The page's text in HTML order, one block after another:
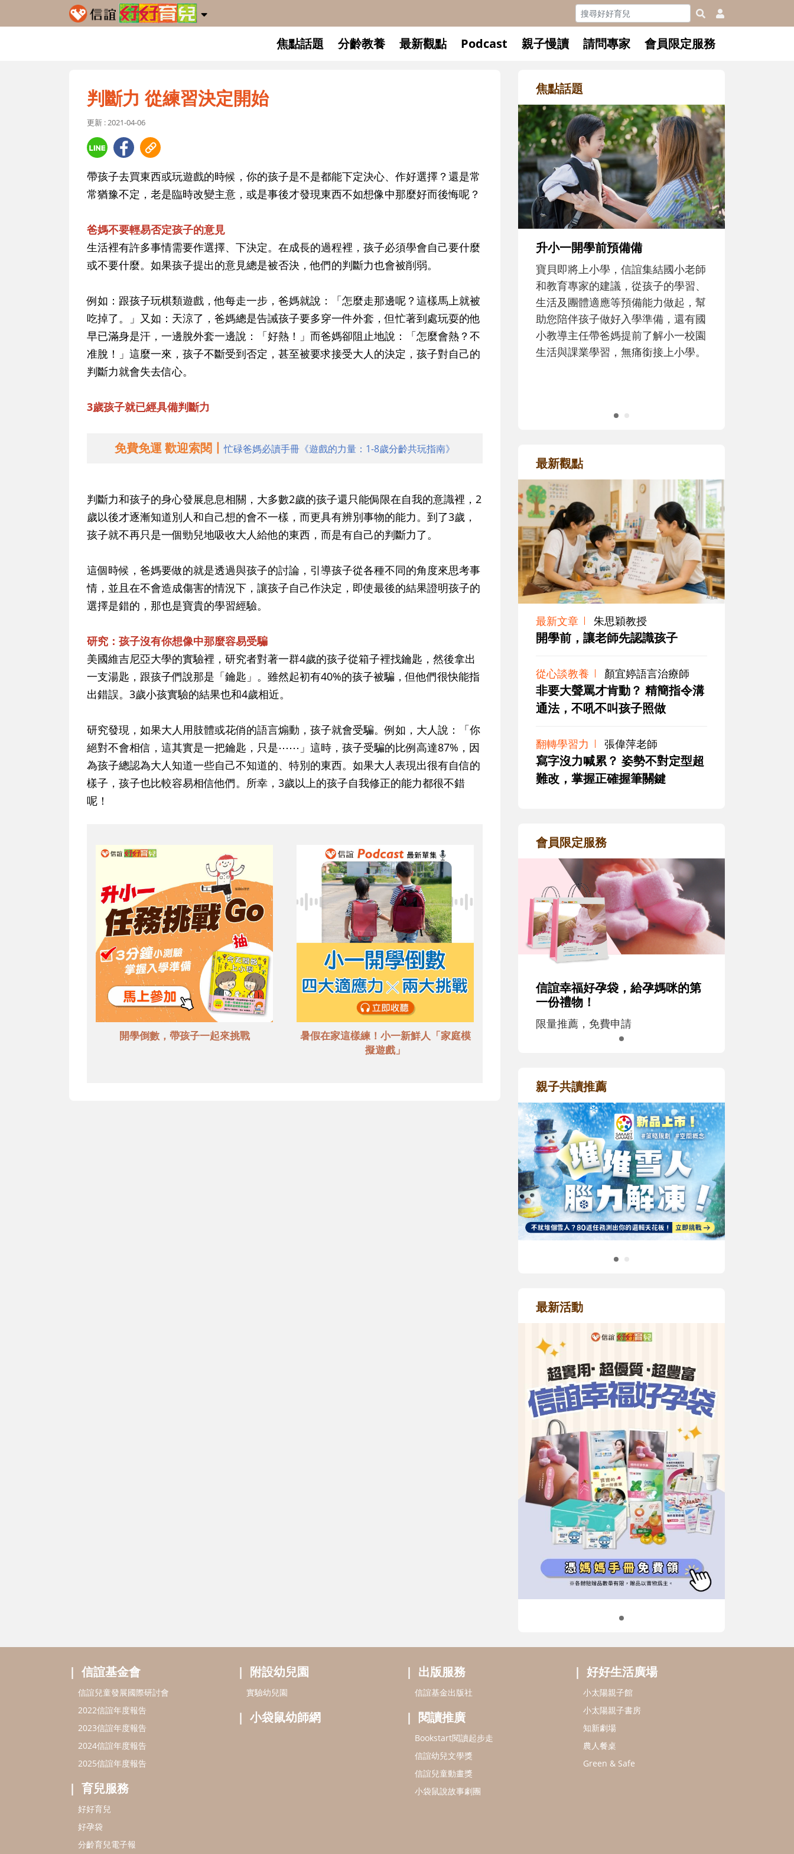
焦點話題 分齡教養 最新觀點 Podcast 親子慢讀 請問專家 會員限定服務
判斷力 從練習決定開始
更新 : 2021-04-06
帶孩子去買東西或玩遊戲的時候，你的孩子是不是都能下定決心、作好選擇？還是常
常猶豫不定，老是臨時改變主意，或是事後才發現東西不如想像中那麼好而後悔呢？
爸媽不要輕易否定孩子的意見
生活裡有許多事情需要作選擇、下決定。在成長的過程裡，孩子必須學會自己要什麼
或不要什麼。如果孩子提出的意見總是被否決，他們的判斷力也會被削弱。
例如：跟孩子玩棋類遊戲，他每走一步，爸媽就說：「怎麼走那邊呢？這樣馬上就被
吃掉了。」又如：天涼了，爸媽總是告誡孩子要多穿一件外套，但忙著到處玩耍的他
早已滿身是汗，一邊脫外套一邊說：「好熱！」而爸媽卻阻止地說：「怎麼會熱？不
准脫！」這麼一來，孩子不斷受到否定，甚至被要求接受大人的決定，孩子對自己的
判斷力就會失去信心。
3歲孩子就已經具備判斷力
免費免運 歡迎索閱丨忙碌爸媽必讀手冊《遊戲的力量：1-8歲分齡共玩指南》
判斷力和孩子的身心發展息息相關，大多數2歲的孩子還只能侷限在自我的意識裡，2
歲以後才逐漸知道別人和自己想的會不一樣，而更具有辨別事物的能力。到了3歲，
孩子就不再只是一個勁兒地吸收大人給他的東西，而是有自己的判斷力了。
這個時候，爸媽要做的就是透過與孩子的討論，引導孩子從各種不同的角度來思考事
情，並且在不會造成傷害的情況下，讓孩子自己作決定，即使最後的結果證明孩子的
選擇是錯的，那也是寶貴的學習經驗。
研究：孩子沒有你想像中那麼容易受騙
美國維吉尼亞大學的實驗裡，研究者對著一群4歲的孩子從箱子裡找鑰匙，然後拿出
一支湯匙，跟孩子們說那是「鑰匙」。雖然起初有40%的孩子被騙，但他們很快能指
出錯誤。3歲小孩實驗的結果也和4歲相近。
研究發現，如果大人用肢體或花俏的語言煽動，孩子就會受騙。例如，大人說：「你
絕對不會相信，這其實是一把鑰匙，只是⋯⋯」這時，孩子受騙的比例高達87%，因
為孩子總認為大人知道一些自己不知道的、特別的東西。如果大人表現出很有自信的
樣子，孩子也比較容易相信他們。所幸，3歲以上的孩子自我修正的能力都很不錯
呢！
開學倒數，帶孩子一起來挑戰
暑假在家這樣練！小一新鮮人「家庭模
擬遊戲」
焦點話題
升小一開學前預備備
寶貝即將上小學，信誼集結國小老師
和教育專家的建議，從孩子的學習、
生活及團體適應等預備能力做起，幫
助您陪伴孩子做好入學準備，還有國
小教導主任帶爸媽提前了解小一校園
生活與課業學習，無痛銜接上小學。
和孩子一起長大的那個男人│讀
懂父親的不同模樣
沒有人天生就擅長當爸爸！男人總是
在一次次「前所未有」的體驗中，跟
著孩子一起長大。從給予安全感的肢
體遊戲，到獨立自主、角色認同及解
決問題的能力養成。爸爸正嘗試用不
同的模樣，參與孩子每個重要的成長
歷程。
最新觀點
最新文章 朱思穎教授
開學前，讓老師先認識孩子
從心談教養 顏宜婷語言治療師
非要大聲罵才肯動？ 精簡指令溝
通法，不吼不叫孩子照做
翻轉學習力 張偉萍老師
寫字沒力喊累？ 姿勢不對定型超
難改，掌握正確握筆關鍵
會員限定服務
信誼幸福好孕袋，給孕媽咪的第
一份禮物！
限量推薦，免費申請
親子共讀推薦
最新活動
信誼基金會
信誼兒童發展國際研討會
2022信誼年度報告
2023信誼年度報告
2024信誼年度報告
2025信誼年度報告
育兒服務
好好育兒
好孕袋
分齡育兒電子報
附設幼兒園
實驗幼兒園
小袋鼠幼師網
出版服務
信誼基金出版社
閱讀推廣
Bookstart閱讀起步走
信誼幼兒文學獎
信誼兒童動畫獎
小袋鼠說故事劇團
好好生活廣場
小太陽親子館
小太陽親子書房
知新劇場
農人餐桌
Green & Safe